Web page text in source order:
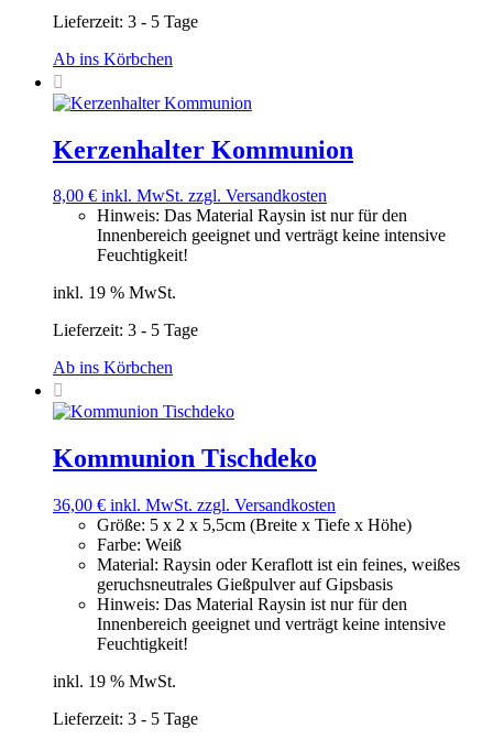
Lieferzeit: 3 - 5 Tage
Ab ins Körbchen
Kerzenhalter Kommunion
8,00 € inkl. MwSt. zzgl. Versandkosten
Hinweis: Das Material Raysin ist nur für den
Innenbereich geeignet und verträgt keine intensive
Feuchtigkeit!
inkl. 19 % MwSt.
Lieferzeit: 3 - 5 Tage
Ab ins Körbchen
Kommunion Tischdeko
36,00 € inkl. MwSt. zzgl. Versandkosten
Größe: 5 x 2 x 5,5cm (Breite x Tiefe x Höhe)
Farbe: Weiß
Material: Raysin oder Keraflott ist ein feines, weißes
geruchsneutrales Gießpulver auf Gipsbasis
Hinweis: Das Material Raysin ist nur für den
Innenbereich geeignet und verträgt keine intensive
Feuchtigkeit!
inkl. 19 % MwSt.
Lieferzeit: 3 - 5 Tage